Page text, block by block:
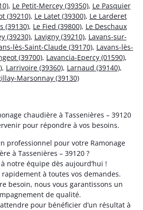
, Le Petit-Mercey (39350), Le Pasquier
(39210), Le Latet (39300), Le Larderet
(39130), Le Fied (39800), Le Deschaux
(39230), Lavigny (39210), Lavans-sur-
lès-Saint-Claude (39170), Lavans-lès-
(39700), Lavancia-Epercy (01590),
, Larrivoire (39360), Larnaud (39140),
Marsonnay (39130)
chaudière à Tassenières – 39120
pour répondre à vos besoins.
professionnel pour votre Ramonage
à Tassenières – 39120 ?
notre équipe dès aujourd’hui !
à toutes vos demandes.
besoin, nous vous garantissons un
de qualité.
pour bénéficier d’un résultat à